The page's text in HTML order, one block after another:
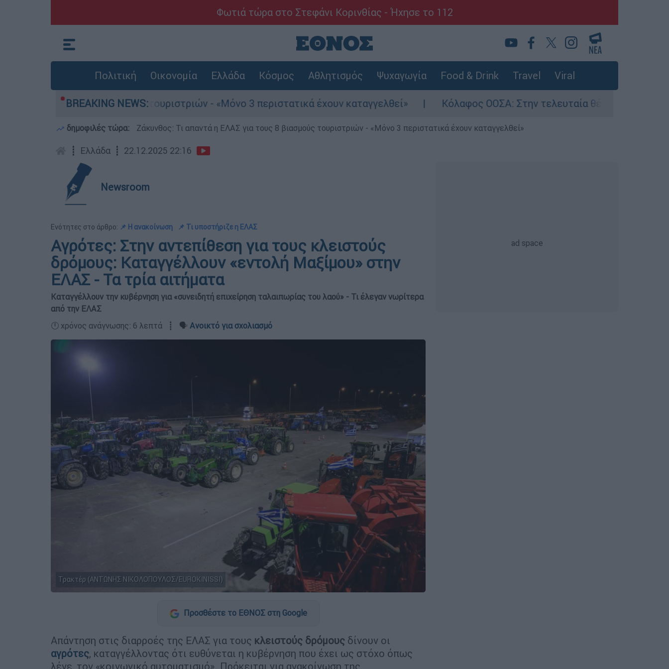
Φωτιά τώρα στο Στεφάνι Κορινθίας - Ήχησε το 112
Πολιτική Οικονομία Ελλάδα Κόσμος Αθλητισμός Ψυχαγωγία Food & Drink Travel Viral
BREAKING NEWS:
τους 8 βιασμούς τουριστριών - «Μόνο 3 περιστατικά έχουν καταγγελθεί» Κόλαφος ΟΟΣΑ: Στην τελευταία θέση η Ελλάδα για το
δημοφιλές τώρα: Ζάκυνθος: Τι απαντά η ΕΛΑΣ για τους 8 βιασμούς τουριστριών - «Μόνο 3 περιστατικά έχουν καταγγελθεί»
┋ Ελλάδα ┋ 22.12.2025 22:16
Newsroom
Ενότητες στο άρθρο: 📌 Η ανακοίνωση 📌 Τι υποστήριζε η ΕΛΑΣ
Αγρότες: Στην αντεπίθεση για τους κλειστούς
δρόμους: Καταγγέλλουν «εντολή Μαξίμου» στην
ΕΛΑΣ - Τα τρία αιτήματα
Καταγγέλλουν την κυβέρνηση για «συνειδητή επιχείρηση ταλαιπωρίας του λαού» - Τι έλεγαν νωρίτερα
από την ΕΛΑΣ
🕛 χρόνος ανάγνωσης: 6 λεπτά ┋ 🗣️ Ανοικτό για σχολιασμό
Τρακτέρ (ΑΝΤΩΝΗΣ ΝΙΚΟΛΟΠΟΥΛΟΣ/EUROKINISSI)
Προσθέστε το ΕΘΝΟΣ στη Google
Απάντηση στις διαρροές της ΕΛΑΣ για τους κλειστούς δρόμους δίνουν οι
αγρότες, καταγγέλλοντας ότι ευθύνεται η κυβέρνηση που έχει ως στόχο όπως
λένε, τον «κοινωνικό αυτοματισμό». Πρόκειται για ανακοίνωση της